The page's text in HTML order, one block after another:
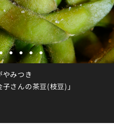
みつき
さんの茶豆(枝豆)」